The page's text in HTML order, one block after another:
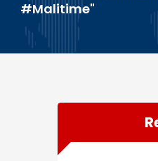
#Malitime"